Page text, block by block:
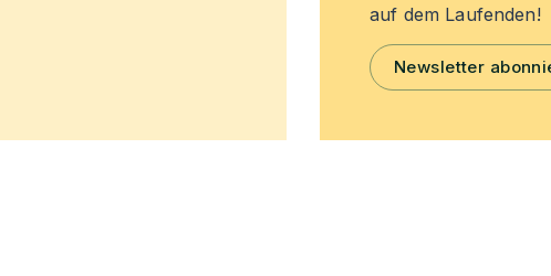
auf dem Laufenden!
Newsletter